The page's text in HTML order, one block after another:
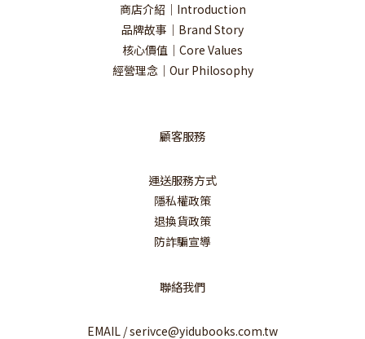
商店介紹｜Introduction
品牌故事｜Brand Story
核心價值｜Core Values
經營理念｜Our Philosophy
顧客服務
運送服務方式
隱私權政策
退換貨政策
防詐騙宣導
聯絡我們
EMAIL / serivce@yidubooks.com.tw